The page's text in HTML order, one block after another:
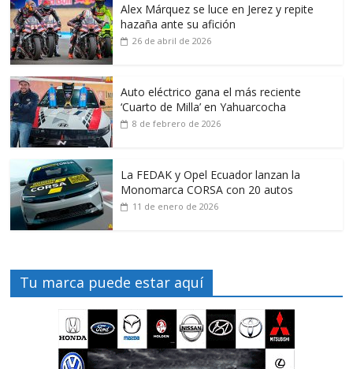
Alex Márquez se luce en Jerez y repite
hazaña ante su afición
26 de abril de 2026
Auto eléctrico gana el más reciente
‘Cuarto de Milla’ en Yahuarcocha
8 de febrero de 2026
La FEDAK y Opel Ecuador lanzan la
Monomarca CORSA con 20 autos
11 de enero de 2026
Tu marca puede estar aquí